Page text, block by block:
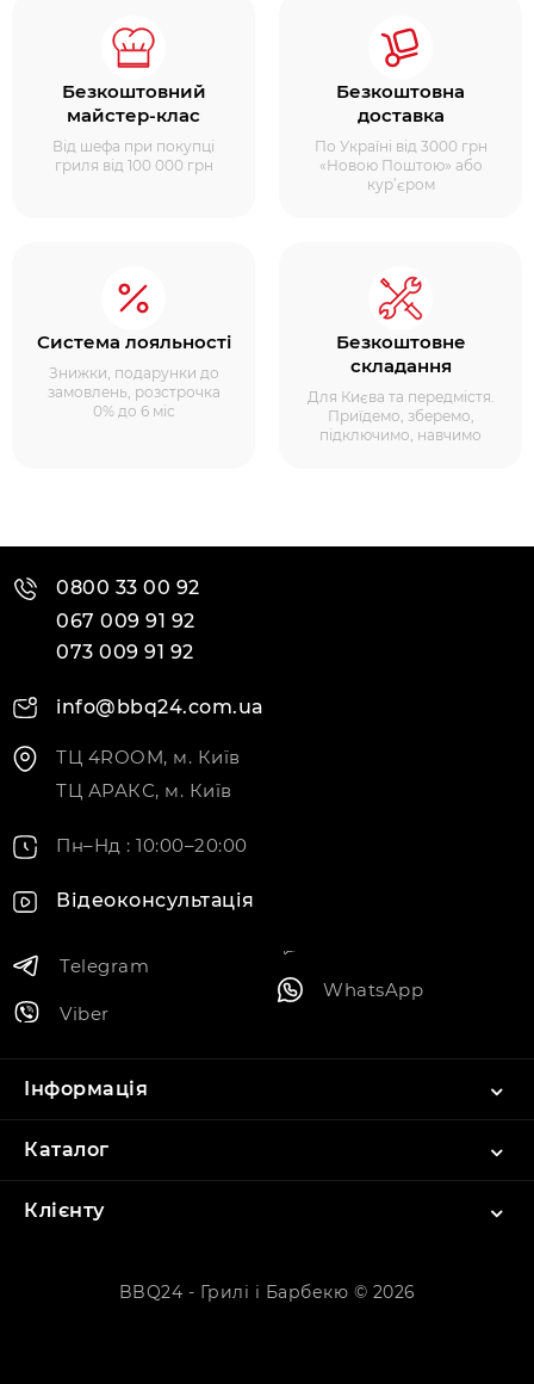
Безкоштовний
майстер-клас
Від шефа при покупці
гриля від 100 000 грн
Безкоштовна
доставка
По Україні від 3000 грн
«Новою Поштою» або
кур’єром
Система лояльності
Знижки, подарунки до
замовлень, розстрочка
0% до 6 міс
Безкоштовне
складання
Для Києва та передмістя.
Приїдемо, зберемо,
підключимо, навчимо
0800 33 00 92
067 009 91 92
073 009 91 92
info@bbq24.com.ua
ТЦ 4ROOM, м. Київ
ТЦ АРАКС, м. Київ
Пн–Нд : 10:00–20:00
Відеоконсультація
Telegram
Viber
WhatsApp
Інформація
Каталог
Клієнту
BBQ24 - Грилі і Барбекю © 2026